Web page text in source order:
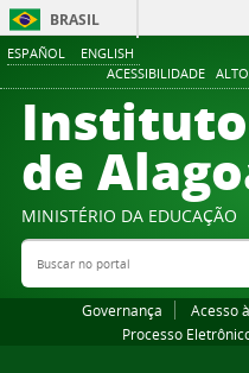
ESPAÑOL ENGLISH
ACESSIBILIDADE
BRASIL
de
MINISTÉRIO DA EDUCAÇÃO
Buscar no portal
Governança Acesso
Processo